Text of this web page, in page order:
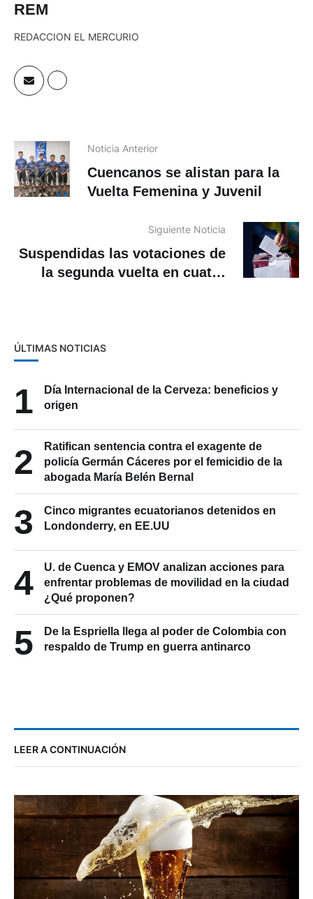
REM
REDACCION EL MERCURIO
Noticia Anterior
Cuencanos se alistan para la
Vuelta Femenina y Juvenil
Siguiente Noticia
Suspendidas las votaciones de
la segunda vuelta en cuatro
ÚLTIMAS NOTICIAS
1
Día Internacional de la Cerveza: beneficios y
origen
2
Ratifican sentencia contra el exagente de
policía Germán Cáceres por el femicidio de la
abogada María Belén Bernal
3
Cinco migrantes ecuatorianos detenidos en
Londonderry, en EE.UU
4
U. de Cuenca y EMOV analizan acciones para
enfrentar problemas de movilidad en la ciudad
¿Qué proponen?
5
De la Espriella llega al poder de Colombia con
respaldo de Trump en guerra antinarco
LEER A CONTINUACIÓN